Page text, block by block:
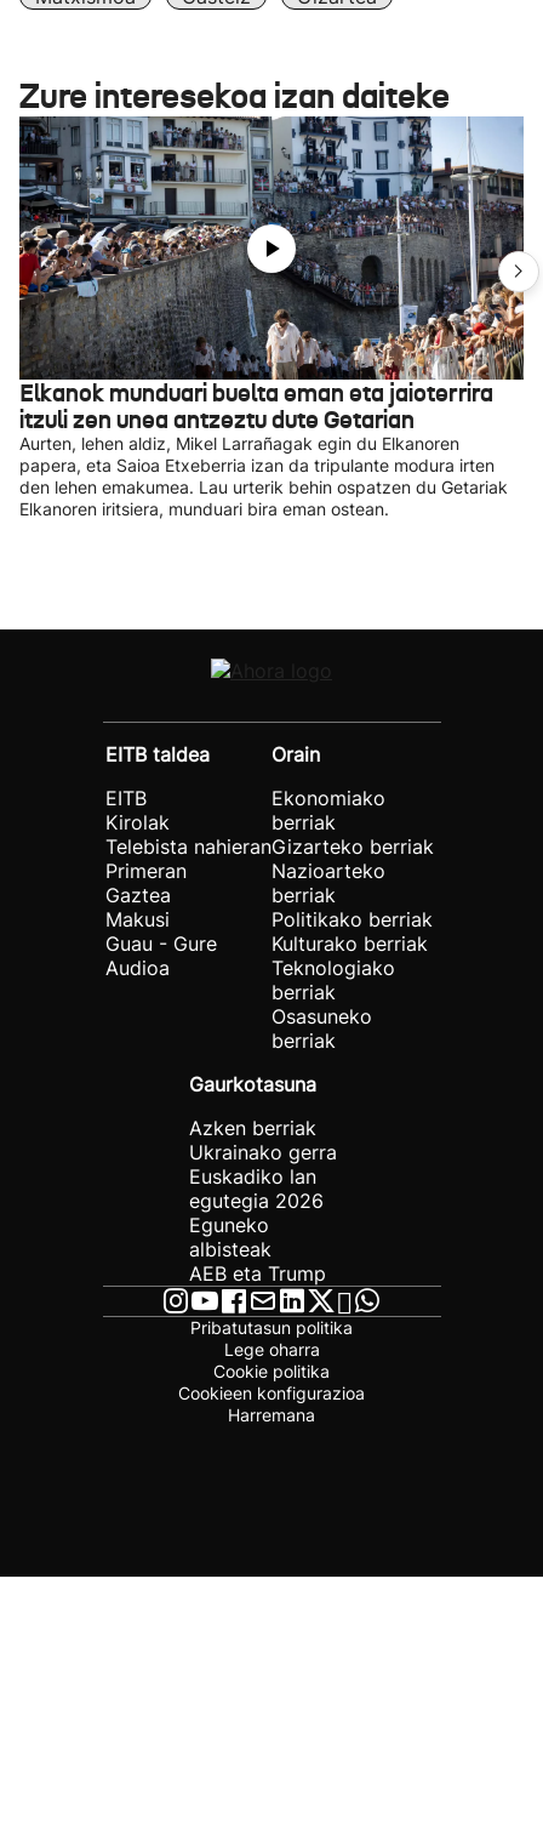
Zure interesekoa izan daiteke
Elkanok munduari buelta eman eta jaioterrira
itzuli zen unea antzeztu dute Getarian
Aurten, lehen aldiz, Mikel Larrañagak egin du Elkanoren
papera, eta Saioa Etxeberria izan da tripulante modura irten
den lehen emakumea. Lau urterik behin ospatzen du Getariak
Elkanoren iritsiera, munduari bira eman ostean.
EITB taldea
EITB
Kirolak
Telebista nahieran
Primeran
Gaztea
Makusi
Guau - Gure
Audioa
Orain
Ekonomiako
berriak
Gizarteko berriak
Nazioarteko
berriak
Politikako berriak
Kulturako berriak
Teknologiako
berriak
Osasuneko
berriak
Gaurkotasuna
Azken berriak
Ukrainako gerra
Euskadiko lan
egutegia 2026
Eguneko
albisteak
AEB eta Trump
Pribatutasun politika
Lege oharra
Cookie politika
Cookieen konfigurazioa
Harremana